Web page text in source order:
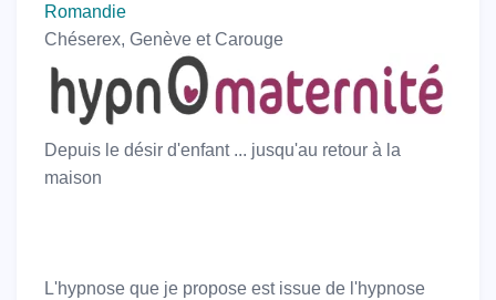
Romandie
Chéserex, Genève et Carouge
Depuis le désir d'enfant ... jusqu'au retour à la
maison
L'hypnose que je propose est issue de l'hypnose